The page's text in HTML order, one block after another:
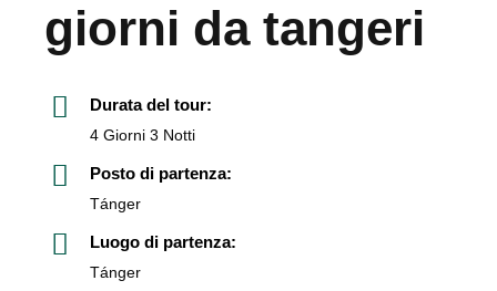
giorni da tangeri
Durata del tour:
4 Giorni 3 Notti
Posto di partenza:
Tánger
Luogo di partenza:
Tánger